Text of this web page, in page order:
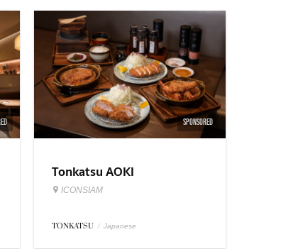
SPONSORED
Tonkatsu AOKI
ICONSIAM
TONKATSU / Japanese